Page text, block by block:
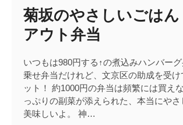
菊坂のやさしいごはん
アウト弁当
いつもは980円する↑の煮込みハンバー
乗せ弁当だけれど、文京区の助成を受け
ット！ 約1000円の弁当は頻繁には買え
っぷりの副菜が添えられた、本当にや
美味しいよ。 神…